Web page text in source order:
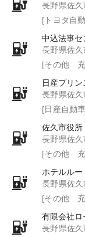
長野県佐久
[トヨタ自
中込法事セ
長野県佐久
[その他 充
日産プリ
長野県佐久
[日産自動
佐久市役所
長野県佐久
[その他 充
ホテルル
長野県佐久
[その他 充
有限会社ロ
長野県佐久